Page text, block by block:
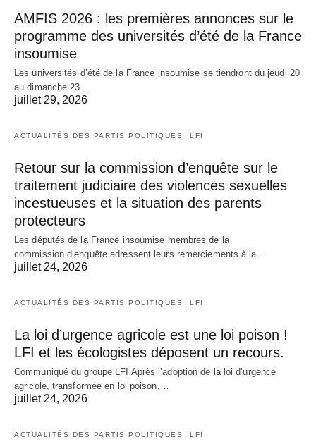
AMFIS 2026 : les premières annonces sur le
programme des universités d’été de la France
insoumise
Les universités d’été de la France insoumise se tiendront du jeudi 20
au dimanche 23…
juillet 29, 2026
ACTUALITÉS DES PARTIS POLITIQUES LFI
Retour sur la commission d’enquête sur le
traitement judiciaire des violences sexuelles
incestueuses et la situation des parents
protecteurs
Les députés de la France insoumise membres de la
commission d’enquête adressent leurs remerciements à la…
juillet 24, 2026
ACTUALITÉS DES PARTIS POLITIQUES LFI
La loi d’urgence agricole est une loi poison !
LFI et les écologistes déposent un recours.
Communiqué du groupe LFI Après l’adoption de la loi d’urgence
agricole, transformée en loi poison,…
juillet 24, 2026
ACTUALITÉS DES PARTIS POLITIQUES LFI